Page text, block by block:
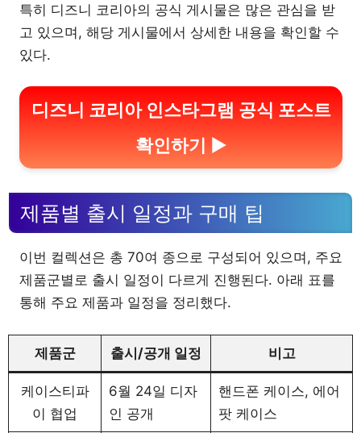
특히 디즈니 코리아의 공식 게시물은 많은 관심을 받
고 있으며, 해당 게시물에서 상세한 내용을 확인할 수
있다.
디즈니 코리아 인스타그램 공식 포스트
확인하기 ▶
제품별 출시 일정과 구매 팁
이번 컬렉션은 총 70여 종으로 구성되어 있으며, 주요
제품군별로 출시 일정이 다르게 진행된다. 아래 표를
통해 주요 제품과 일정을 정리했다.
제품군 출시/공개 일정 비고
케이스티파
이 협업
6월 24일 디자
인 공개
핸드폰 케이스, 에어
팟 케이스